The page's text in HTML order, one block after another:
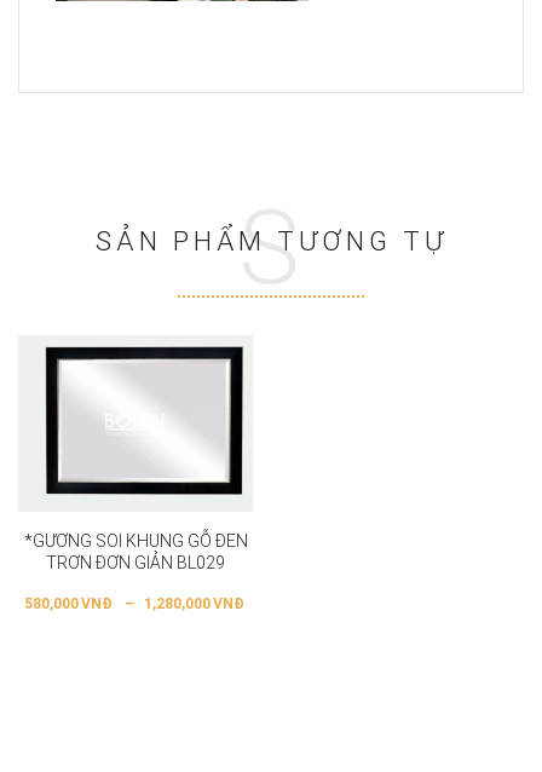
SẢN PHẨM TƯƠNG TỰ
S
*GƯƠNG SOI KHUNG GỖ ĐEN
TRƠN ĐƠN GIẢN BL029
580,000VNĐ – 1,280,000VNĐ